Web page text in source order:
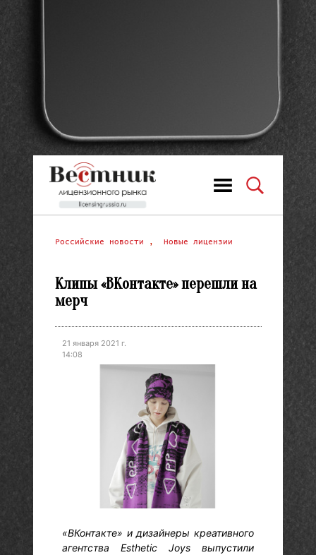
Российские новости , Новые лицензии
Клипы «ВКонтакте» перешли на
мерч
21 января 2021 г.
14:08
«ВКонтакте» и дизайнеры креативного
агентства Esthetic Joys выпустили